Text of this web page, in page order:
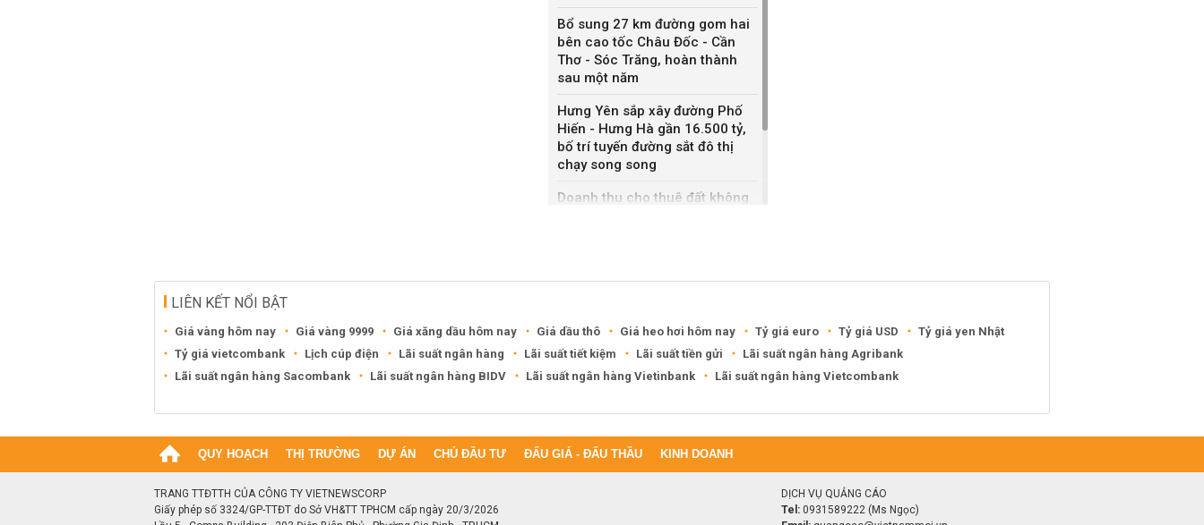
Bổ sung 27 km đường gom hai
bên cao tốc Châu Đốc - Cần
Thơ - Sóc Trăng, hoàn thành
sau một năm
Hưng Yên sắp xây đường Phố
Hiến - Hưng Hà gần 16.500 tỷ,
bố trí tuyến đường sắt đô thị
chạy song song
Doanh thu cho thuê đất không
6.200 tỷ ở Cần Thơ, Phú Thọ
LIÊN KẾT NỔI BẬT
Giá vàng hôm nay Giá vàng 9999 Giá xăng dầu hôm nay Giá dầu thô Giá heo hơi hôm nay Tỷ giá euro Tỷ giá USD
Tỷ giá yen Nhật
Tỷ giá vietcombank
Lịch cúp điện Lãi suất ngân hàng Lãi suất tiết kiệm Lãi suất tiền gửi
Lãi suất ngân hàng Agribank
Lãi suất ngân hàng Sacombank
Lãi suất ngân hàng BIDV Lãi suất ngân hàng Vietinbank Lãi suất ngân hàng Vietcombank
QUY HOẠCH THỊ TRƯỜNG DỰ ÁN CHỦ ĐẦU TƯ ĐẤU GIÁ - ĐẤU THẦU KINH DOANH
TRANG TTĐTTH CỦA CÔNG TY VIETNEWSCORP
Giấy phép số 3324/GP-TTĐT do Sở VH&TT TPHCM cấp ngày 20/3/2026
DỊCH VỤ QUẢNG CÁO
Tel: 0931589222 (Ms Ngọc)